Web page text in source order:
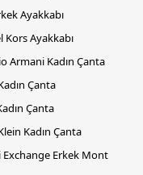
Ayakkabı
Kors Ayakkabı
Armani Kadın Çanta
Çanta
Çanta
Kadın Çanta
Exchange Erkek Mont